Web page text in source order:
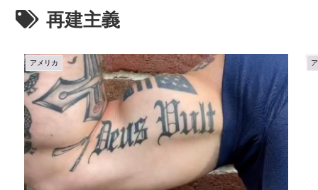
再建主義
アメリカ